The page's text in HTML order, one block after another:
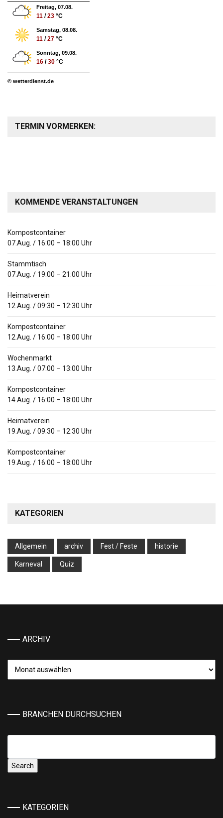
Freitag, 07.08.
11 /23 °C
Samstag, 08.08.
11 /27 °C
Sonntag, 09.08.
16 /30 °C
© wetterdienst.de
TERMIN VORMERKEN:
KOMMENDE VERANSTALTUNGEN
Kompostcontainer
07.Aug. / 16:00 – 18:00 Uhr
Stammtisch
07.Aug. / 19:00 – 21:00 Uhr
Heimatverein
12.Aug. /09:30 – 12:30 Uhr
Kompostcontainer
12.Aug. / 16:00 – 18:00 Uhr
Wochenmarkt
13.Aug. /07:00 – 13:00 Uhr
Kompostcontainer
14.Aug. / 16:00 – 18:00 Uhr
Heimatverein
19.Aug. /09:30 – 12:30 Uhr
Kompostcontainer
19.Aug. / 16:00 – 18:00 Uhr
KATEGORIEN
Allgemein archiv Fest / Feste historie
Karneval Quiz
ARCHIV
BRANCHEN DURCHSUCHEN
KATEGORIEN